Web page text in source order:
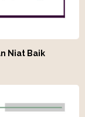
Niat Baik